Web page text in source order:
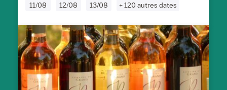
11/08 12/08 13/08 + 120 autres dates